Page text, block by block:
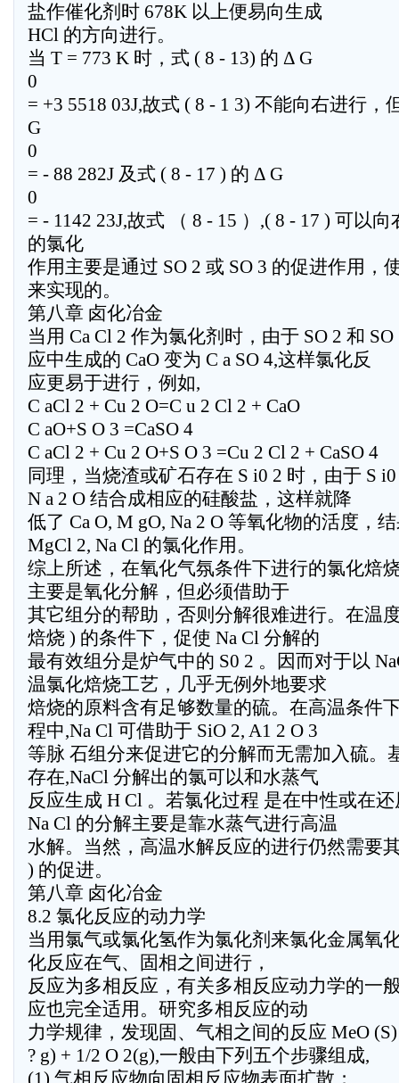
盐作催化剂时 678K 以上便易向生成
HCl 的方向进行。
当 T = 773 K 时，式 ( 8 - 13) 的 Δ G
0
= +3 5518 03J,故式 ( 8 - 1 3) 不能向右进行，
G
0
= - 88 282J 及式 ( 8 - 17 ) 的 Δ G
0
= - 1142 23J,故式 （ 8 - 15 ）,( 8 - 17 ) 可以
的氯化
作用主要是通过 SO 2 或 SO 3 的促进作用，
来实现的。
第八章 卤化冶金
当用 Ca Cl 2 作为氯化剂时，由于 SO 2 和
应中生成的 CaO 变为 C a SO 4,这样氯化反
应更易于进行，例如,
C aCl 2 + Cu 2 O=C u 2 Cl 2 + CaO
C aO+S O 3 =CaSO 4
C aCl 2 + Cu 2 O+S O 3 =Cu 2 Cl 2 + CaSO 4
同理，当烧渣或矿石存在 S i0 2 时，由于 S i0
N a 2 O 结合成相应的硅酸盐，这样就降
低了 Ca O, M gO, Na 2 O 等氧化物的活度，
MgCl 2, Na Cl 的氯化作用。
综上所述，在氧化气氛条件下进行的氯化焙
主要是氧化分解，但必须借助于
其它组分的帮助，否则分解很难进行。在温
焙烧 ) 的条件下，促使 Na Cl 分解的
最有效组分是炉气中的 S0 2 。因而对于以
温氯化焙烧工艺，几乎无例外地要求
焙烧的原料含有足够数量的硫。在高温条件
程中,Na Cl 可借助于 SiO 2, A1 2 O 3
等脉 石组分来促进它的分解而无需加入硫。
存在,NaCl 分解出的氯可以和水蒸气
反应生成 H Cl 。若氯化过程 是在中性或在
Na Cl 的分解主要是靠水蒸气进行高温
水解。当然，高温水解反应的进行仍然需要
) 的促进。
第八章 卤化冶金
8.2 氯化反应的动力学
当用氯气或氯化氢作为氯化剂来氯化金属氧
化反应在气、固相之间进行，
反应为多相反应，有关多相反应动力学的一
应也完全适用。研究多相反应的动
力学规律，发现固、气相之间的反应 MeO
? g) + 1/2 O 2(g),一般由下列五个步骤组成,
(1) 气相反应物向固相反应物表面扩散；